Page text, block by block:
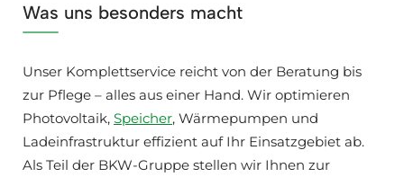
Was uns besonders macht
Unser Komplettservice reicht von der Beratung bis
zur Pflege – alles aus einer Hand. Wir optimieren
Photovoltaik, Speicher, Wärmepumpen und
Ladeinfrastruktur effizient auf Ihr Einsatzgebiet ab.
Als Teil der BKW-Gruppe stellen wir Ihnen zur